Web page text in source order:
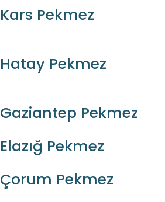
Kars Pekmez
Hatay Pekmez
Gaziantep Pekmez
Elazığ Pekmez
Çorum Pekmez